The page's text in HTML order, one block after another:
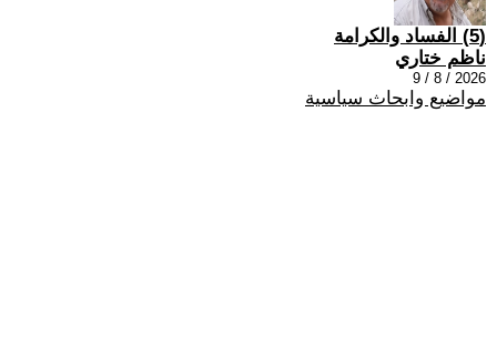
(5) الفساد والكرامة
ناظم ختاري
2026 / 8 / 9
مواضيع وابحاث سياسية